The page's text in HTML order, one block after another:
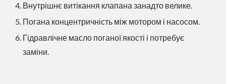
Внутрішнє витікання клапана занадто велике.
Погана концентричність між мотором і насосом.
Гідравлічне масло поганої якості і потребує
заміни.